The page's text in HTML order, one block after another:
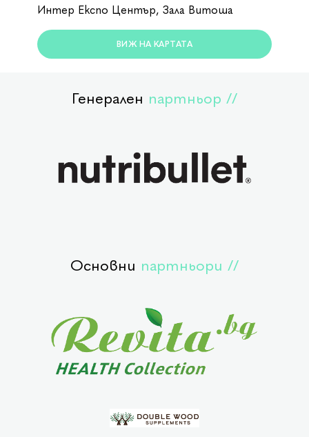
Интер Експо Център, Зала Витоша
ВИЖ НА КАРТАТА
Генерален партньор //
Основни партньори //